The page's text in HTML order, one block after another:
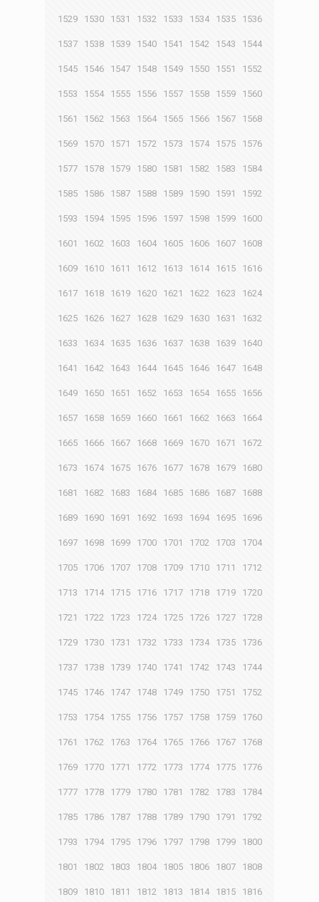
1529 1530 1531 1532 1533 1534 1535 1536
1537 1538 1539 1540 1541 1542 1543 1544
1545 1546 1547 1548 1549 1550 1551 1552
1553 1554 1555 1556 1557 1558 1559 1560
1561 1562 1563 1564 1565 1566 1567 1568
1569 1570 1571 1572 1573 1574 1575 1576
1577 1578 1579 1580 1581 1582 1583 1584
1585 1586 1587 1588 1589 1590 1591 1592
1593 1594 1595 1596 1597 1598 1599 1600
1601 1602 1603 1604 1605 1606 1607 1608
1609 1610 1611 1612 1613 1614 1615 1616
1617 1618 1619 1620 1621 1622 1623 1624
1625 1626 1627 1628 1629 1630 1631 1632
1633 1634 1635 1636 1637 1638 1639 1640
1641 1642 1643 1644 1645 1646 1647 1648
1649 1650 1651 1652 1653 1654 1655 1656
1657 1658 1659 1660 1661 1662 1663 1664
1665 1666 1667 1668 1669 1670 1671 1672
1673 1674 1675 1676 1677 1678 1679 1680
1681 1682 1683 1684 1685 1686 1687 1688
1689 1690 1691 1692 1693 1694 1695 1696
1697 1698 1699 1700 1701 1702 1703 1704
1705 1706 1707 1708 1709 1710 1711 1712
1713 1714 1715 1716 1717 1718 1719 1720
1721 1722 1723 1724 1725 1726 1727 1728
1729 1730 1731 1732 1733 1734 1735 1736
1737 1738 1739 1740 1741 1742 1743 1744
1745 1746 1747 1748 1749 1750 1751 1752
1753 1754 1755 1756 1757 1758 1759 1760
1761 1762 1763 1764 1765 1766 1767 1768
1769 1770 1771 1772 1773 1774 1775 1776
1777 1778 1779 1780 1781 1782 1783 1784
1785 1786 1787 1788 1789 1790 1791 1792
1793 1794 1795 1796 1797 1798 1799 1800
1801 1802 1803 1804 1805 1806 1807 1808
1809 1810 1811 1812 1813 1814 1815 1816